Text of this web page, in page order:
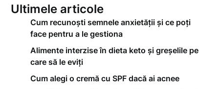
Ultimele articole
Cum recunoști semnele anxietății și ce poți
face pentru a le gestiona
Alimente interzise în dieta keto și greșelile pe
care să le eviți
Cum alegi o cremă cu SPF dacă ai acnee